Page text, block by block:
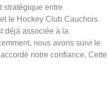
stratégique entre
le Hockey Club Cauchois.
déjà associée à la
nous avons suivi le
notre confiance. Cette